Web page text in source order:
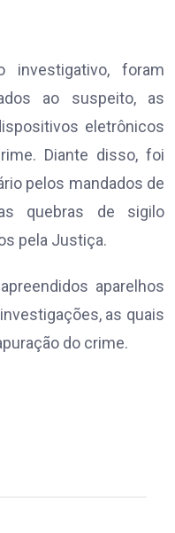
investigativo, foram
ao suspeito, as
eletrônicos
Diante disso, foi
pelos mandados de
quebras de sigilo
pela Justiça.
aparelhos
as quais
do crime.